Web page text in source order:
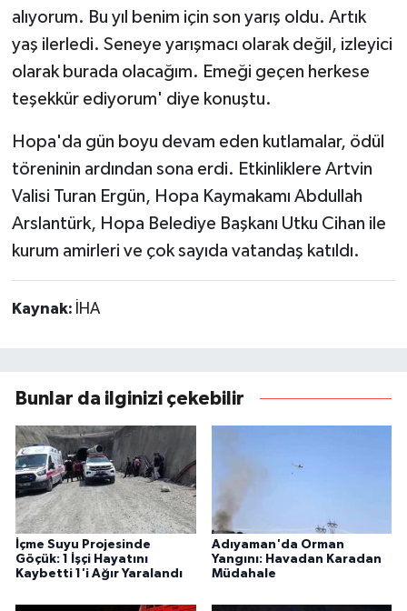
alıyorum. Bu yıl benim için son yarış oldu. Artık
yaş ilerledi. Seneye yarışmacı olarak değil, izleyici
olarak burada olacağım. Emeği geçen herkese
teşekkür ediyorum' diye konuştu.
Hopa'da gün boyu devam eden kutlamalar, ödül
töreninin ardından sona erdi. Etkinliklere Artvin
Valisi Turan Ergün, Hopa Kaymakamı Abdullah
Arslantürk, Hopa Belediye Başkanı Utku Cihan ile
kurum amirleri ve çok sayıda vatandaş katıldı.
Kaynak: İHA
Bunlar da ilginizi çekebilir
İçme Suyu Projesinde
Göçük: 1 İşçi Hayatını
Kaybetti 1'i Ağır Yaralandı
Adıyaman'da Orman
Yangını: Havadan Karadan
Müdahale